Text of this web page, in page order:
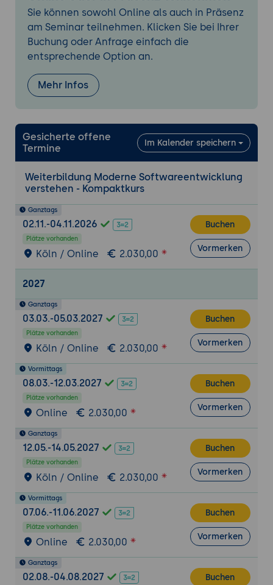
Lebenszyklus von Software
Sie können sowohl Online als auch in Präsenz
am Seminar teilnehmen. Klicken Sie bei Ihrer
Buchung oder Anfrage einfach die
entsprechende Option an.
Mehr Infos
Gesicherte offene
Termine
Im Kalender speichern
Weiterbildung Moderne Softwareentwicklung
verstehen - Kompaktkurs
Ganztags
02.11.-04.11.2026
Plätze vorhanden
Köln / Online 2.030,00
Buchen
Vormerken
2027
Ganztags
03.03.-05.03.2027
Plätze vorhanden
Köln / Online 2.030,00
Buchen
Vormerken
Vormittags
08.03.-12.03.2027
Plätze vorhanden
Online 2.030,00
Buchen
Vormerken
Ganztags
12.05.-14.05.2027
Plätze vorhanden
Köln / Online 2.030,00
Buchen
Vormerken
Vormittags
07.06.-11.06.2027
Plätze vorhanden
Online 2.030,00
Buchen
Vormerken
Ganztags
02.08.-04.08.2027 Buchen